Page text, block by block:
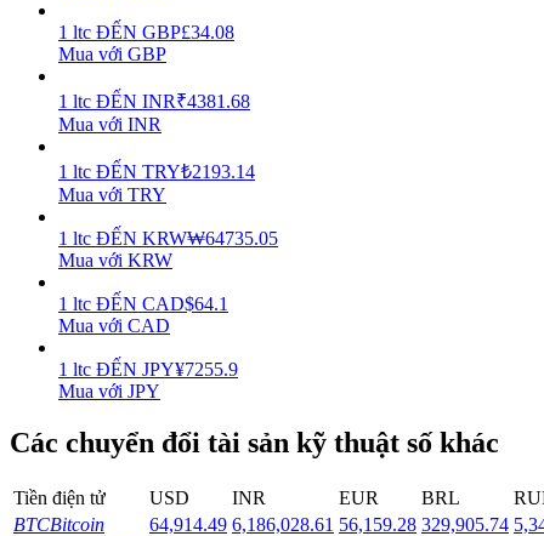
Làm cho tài sản của bạn tăng giá trị đều đặn
Staking
Lợi nhuận cao và truy cập ngay lập tức
1 ltc ĐẾN GBP£34.08
Mua với GBP
1 ltc ĐẾN INR₹4381.68
Mua với INR
1 ltc ĐẾN TRY₺2193.14
Mua với TRY
1 ltc ĐẾN KRW₩64735.05
Mua với KRW
1 ltc ĐẾN CAD$64.1
Mua với CAD
1 ltc ĐẾN JPY¥7255.9
Mua với JPY
Các chuyển đổi tài sản kỹ thuật số khác
Tiền điện tử USD INR EUR BRL
BTCBitcoin 64,914.49 6,186,028.61 56,159.28 329,905.74